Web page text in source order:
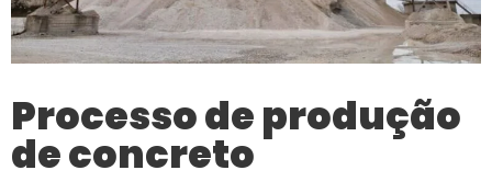
Processo de produção
de concreto